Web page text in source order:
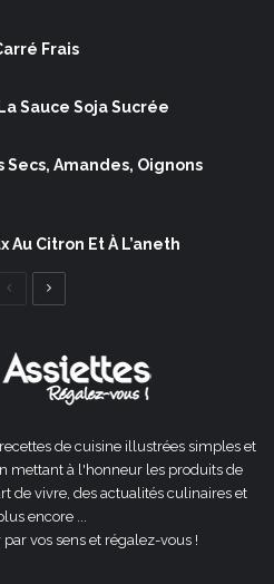
Frais
Sauce Soja Sucrée
Secs, Amandes, Oignons
Citron Et À L’aneth
Page
de cuisine illustrées simples et
mettant à l'honneur les produits de
de vivre, des actualités culinaires et
encore ...
vos sens et régalez-vous !